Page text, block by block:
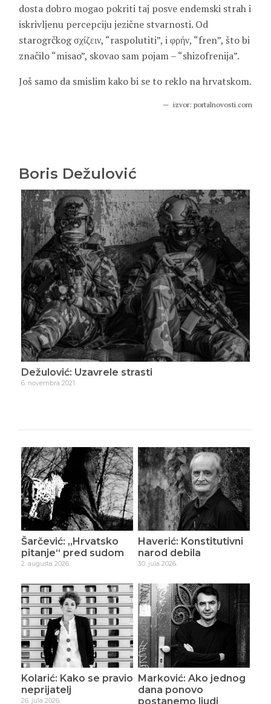
dosta dobro mogao pokriti taj posve endemski strah i
iskrivljenu percepciju jezične stvarnosti. Od
starogrčkog σχίζειν, “raspolutiti”, i φρήν, “fren”, što bi
značilo “misao”, skovao sam pojam – “shizofrenija”.
Još samo da smislim kako bi se to reklo na hrvatskom.
izvor: portalnovosti.com
Boris Dežulović
Dežulović: Uzavrele strasti
6. novembra 2021.
Šarčević: „Hrvatsko
pitanje“ pred sudom
2. augusta 2026.
Haverić: Konstitutivni
narod debila
30. jula 2026.
Kolarić: Kako se pravio
neprijatelj
26. jula 2026.
Marković: Ako jednog
dana ponovo
postanemo ljudi